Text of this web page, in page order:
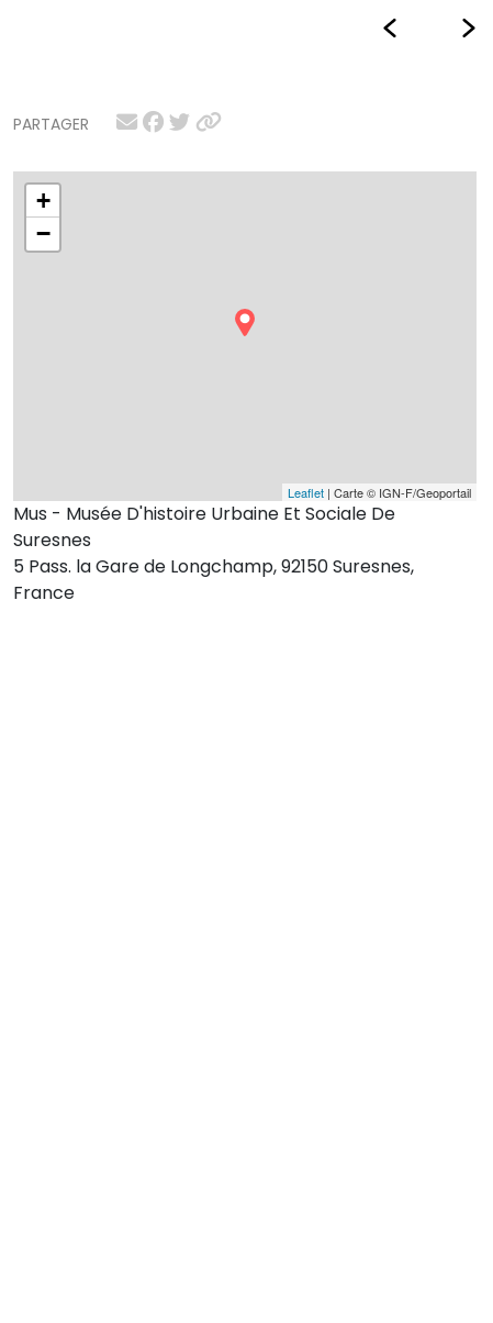
PARTAGER
+
−
Leaflet | Carte © IGN-F/Geoportail
Mus - Musée D'histoire Urbaine Et Sociale De
Suresnes
5 Pass. la Gare de Longchamp, 92150 Suresnes,
France